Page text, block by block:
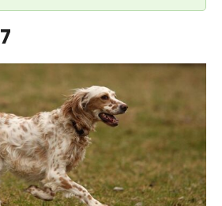
7
HĽADAŤ